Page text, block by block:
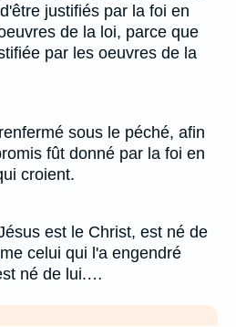
justifiés par la foi en
de la loi, parce que
par les oeuvres de la
sous le péché, afin
fût donné par la foi en
croient.
est le Christ, est né de
celui qui l'a engendré
né de lui.…